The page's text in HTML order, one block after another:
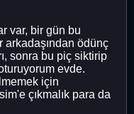
var, bir gün bu
ödünç
sonra bu piç siktirip
evde.
için
çıkmalık para da